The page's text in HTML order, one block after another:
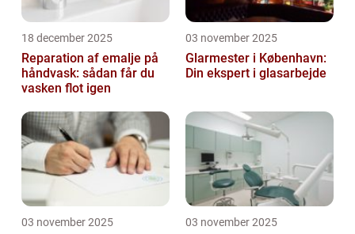
18 december 2025
Reparation af emalje på
håndvask: sådan får du
vasken flot igen
03 november 2025
Glarmester i København:
Din ekspert i glasarbejde
03 november 2025 03 november 2025